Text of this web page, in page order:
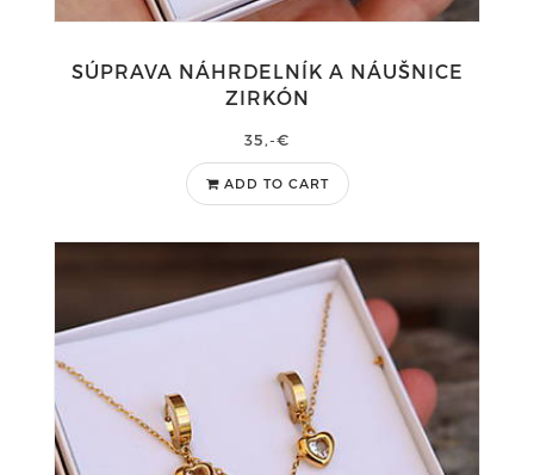
SÚPRAVA NÁHRDELNÍK A NÁUŠNICE
ZIRKÓN
35,-€
ADD TO CART